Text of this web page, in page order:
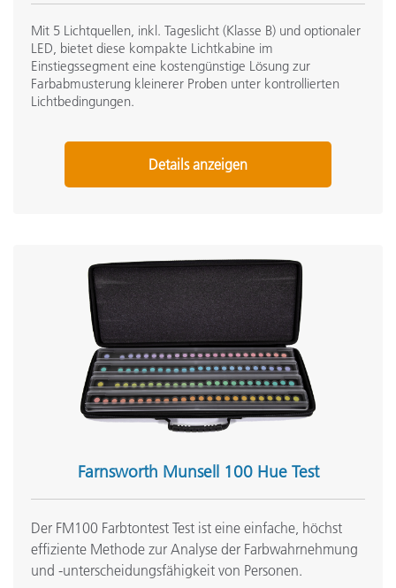
Mit 5 Lichtquellen, inkl. Tageslicht (Klasse B) und optionaler
LED, bietet diese kompakte Lichtkabine im
Einstiegssegment eine kostengünstige Lösung zur
Farbabmusterung kleinerer Proben unter kontrollierten
Lichtbedingungen.
Details anzeigen
Farnsworth Munsell 100 Hue Test
Der FM100 Farbtontest Test ist eine einfache, höchst
effiziente Methode zur Analyse der Farbwahrnehmung
und -unterscheidungsfähigkeit von Personen.